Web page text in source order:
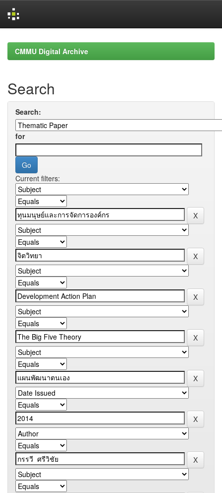
navigationCMMU Digital Archive
Search
Search:
for
Current filters: